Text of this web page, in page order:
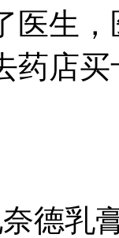
医生
药店
德乳